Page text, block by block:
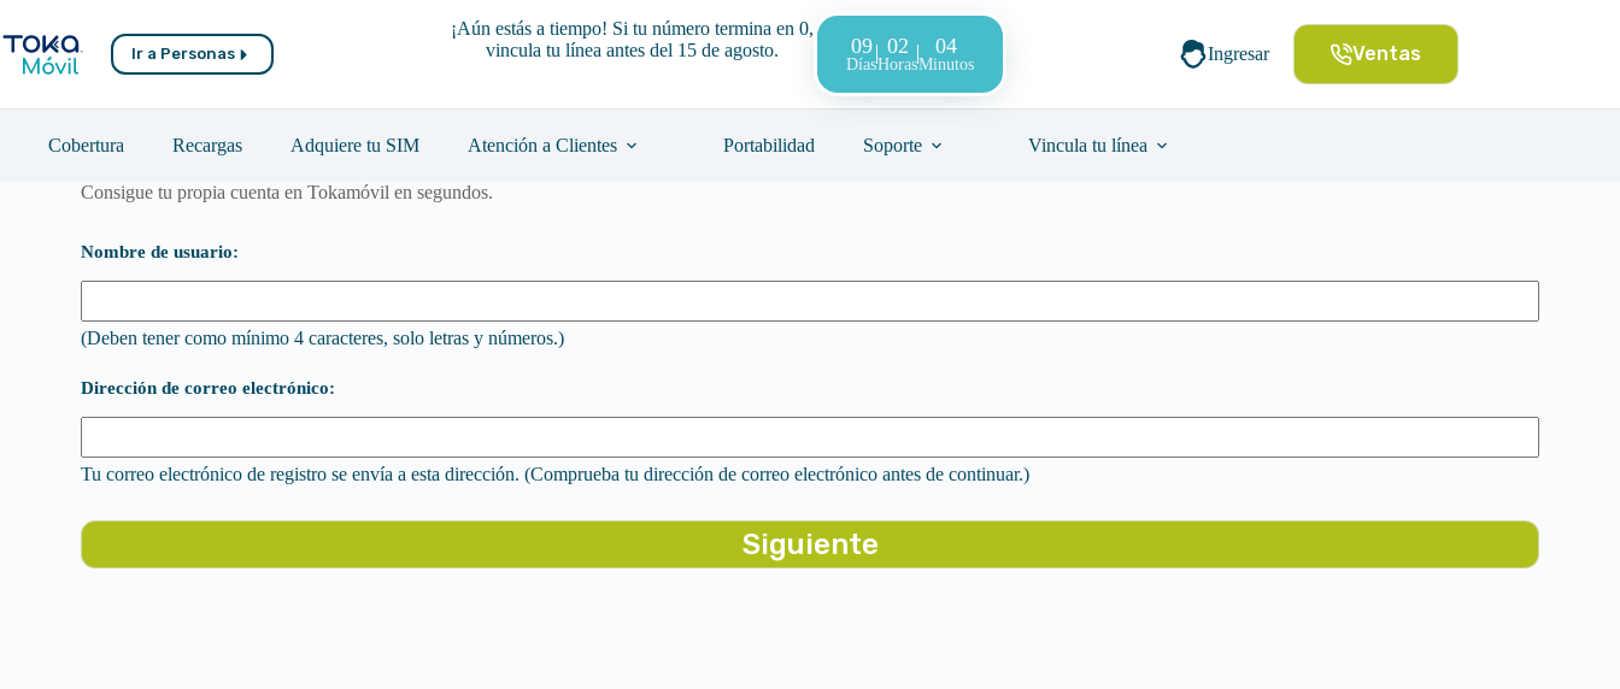
al
contenido
Ir a Personas
¡Aún estás a tiempo! Si tu número termina en 0,
vincula tu línea antes del 15 de agosto.
09
Días
02
Horas
04
Minutos
Ingresar Ventas
Cobertura Recargas Adquiere tu SIM Atención a Clientes Portabilidad Soporte Vincula tu línea
Consigue tu propia cuenta en Tokamóvil en segundos.
Nombre de usuario:
(Deben tener como mínimo 4 caracteres, solo letras y números.)
Dirección de correo electrónico:
Tu correo electrónico de registro se envía a esta dirección. (Comprueba tu dirección de correo electrónico antes de continuar.)